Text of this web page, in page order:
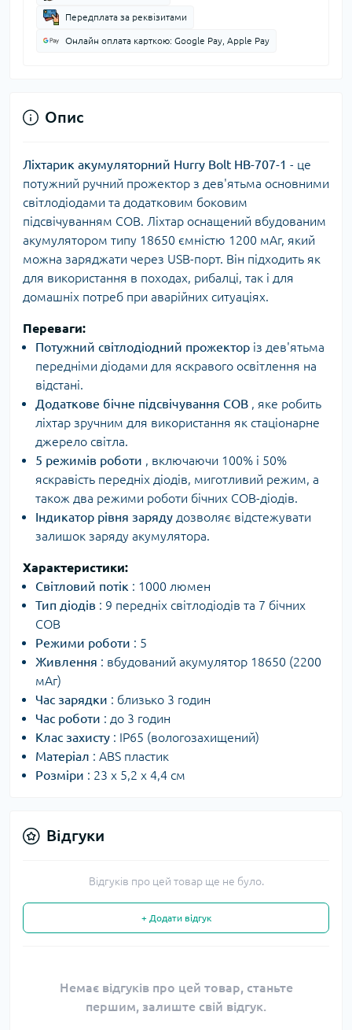
Передплата за реквізитами
Онлайн оплата карткою: Google Pay, Apple Pay
Опис
Ліхтарик акумуляторний Hurry Bolt HB-707-1 - це
потужний ручний прожектор з дев'ятьма основними
світлодіодами та додатковим боковим
підсвічуванням COB. Ліхтар оснащений вбудованим
акумулятором типу 18650 ємністю 1200 мАг, який
можна заряджати через USB-порт. Він підходить як
для використання в походах, рибалці, так і для
домашніх потреб при аварійних ситуаціях.
Переваги:
Потужний світлодіодний прожектор із дев'ятьма
передніми діодами для яскравого освітлення на
відстані.
Додаткове бічне підсвічування COB , яке робить
ліхтар зручним для використання як стаціонарне
джерело світла.
5 режимів роботи , включаючи 100% і 50%
яскравість передніх діодів, миготливий режим, а
також два режими роботи бічних COB-діодів.
Індикатор рівня заряду дозволяє відстежувати
залишок заряду акумулятора.
Характеристики:
Світловий потік : 1000 люмен
Тип діодів : 9 передніх світлодіодів та 7 бічних
COB
Режими роботи : 5
Живлення : вбудований акумулятор 18650 (2200
мАг)
Час зарядки : близько 3 годин
Час роботи : до 3 годин
Клас захисту : IP65 (вологозахищений)
Матеріал : ABS пластик
Розміри : 23 х 5,2 х 4,4 см
Відгуки
Відгуків про цей товар ще не було.
+ Додати відгук
Немає відгуків про цей товар, станьте
першим, залиште свій відгук.